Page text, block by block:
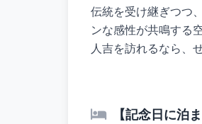
伝統を受け継ぎつつ
ンな感性が共鳴する
人吉を訪れるなら、
【記念日に泊